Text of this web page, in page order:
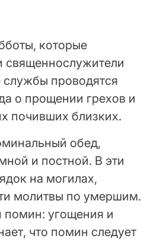
которые
священнослужители
проводятся
о прощении грехов и
почивших близких.
обед,
и постной. В эти
на могилах,
молитвы по умершим.
помин: угощения и
что помин следует